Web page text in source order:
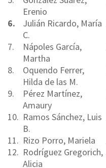
Erenio
6.
Julián Ricardo, María
C.
7.
Nápoles García,
Martha
8.
Oquendo Ferrer,
Hilda de las M.
9.
Pérez Martínez,
Amaury
10. Ramos Sánchez, Luis
B.
11. Rizo Porro, Mariela
12. Rodríguez Gregorich,
Alicia